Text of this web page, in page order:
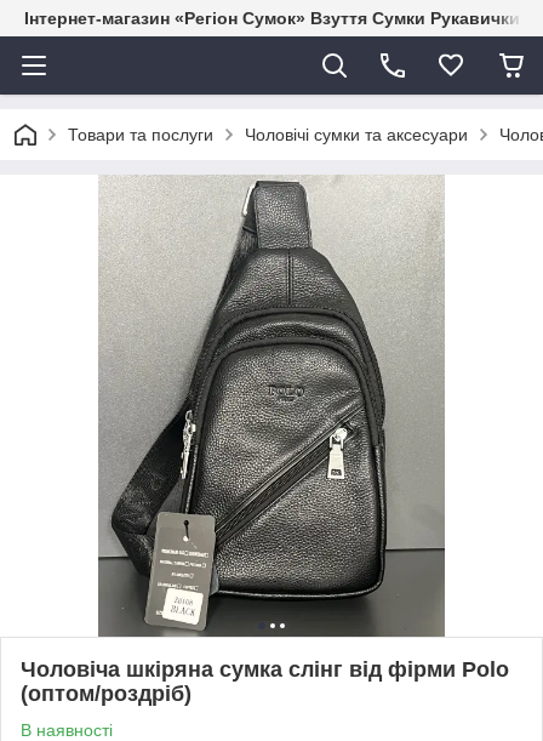
Інтернет-магазин «Регіон Сумок» Взуття Сумки Рукавички
Товари та послуги Чоловічі сумки та аксесуари
Чоловіча шкіряна сумка слінг від фірми Polo
(оптом/роздріб)
В наявності